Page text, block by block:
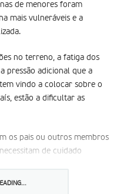
de menores foram
mais vulneráveis e a
no terreno, a fatiga dos
pressão adicional que a
vindo a colocar sobre o
estão a dificultar as
os pais ou outros membros
de cuidado
do UNICEF no país